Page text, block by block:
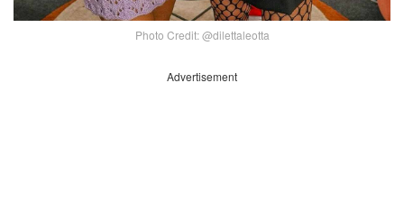
Photo Credit: @dilettaleotta
Advertisement